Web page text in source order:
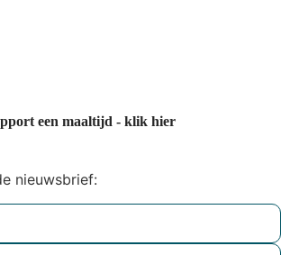
een maaltijd - klik hier
nieuwsbrief: